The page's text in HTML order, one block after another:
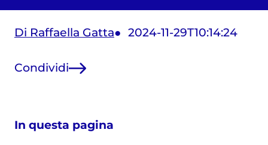
Di Raffaella Gatta 2024-11-29T10:14:24
Condividi
In questa pagina